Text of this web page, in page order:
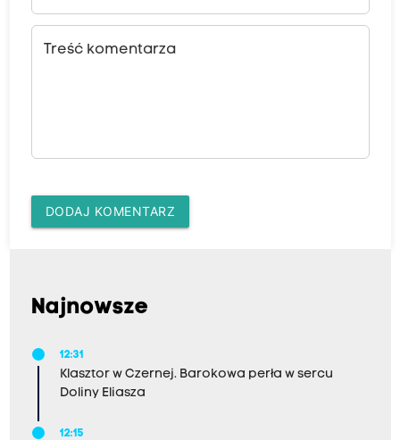
Treść komentarza
DODAJ KOMENTARZ
Najnowsze
12:31
Klasztor w Czernej. Barokowa perła w sercu
Doliny Eliasza
12:15